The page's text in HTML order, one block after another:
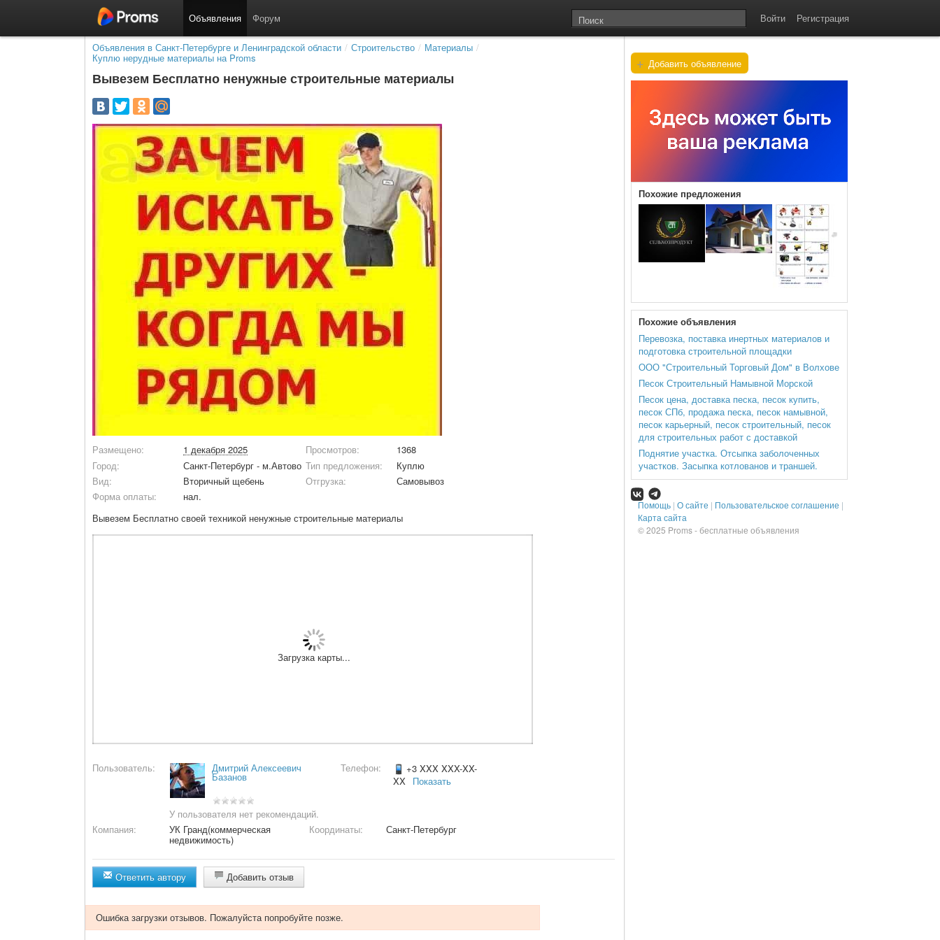
Объявления Форум Войти Регистрация
Объявления в Санкт-Петербурге и Ленинградской области / Строительство / Материалы /
Куплю нерудные материалы на Proms
Вывезем Бесплатно ненужные строительные материалы
Размещено: 1 декабря 2025 Просмотров:
1368
Город:
Санкт-Петербург - м.Автово Тип предложения:
Куплю
Вид:
Вторичный щебень Отгрузка:
Самовывоз
Форма оплаты:
нал.
Вывезем Бесплатно своей техникой ненужные строительные материалы
Загрузка карты...
Пользователь: Дмитрий Алексеевич
Базанов
Телефон:
+3 XXX XXX-XX-
XX
Показать
У пользователя нет рекомендаций.
Компания:
УК Гранд(коммерческая
недвижимость)
Координаты: Санкт-Петербург
Ответить автору Добавить отзыв
Ошибка загрузки отзывов. Пожалуйста попробуйте позже.
+ Добавить объявление
Похожие предложения
Похожие объявления
Перевозка, поставка инертных материалов и
подготовка строительной площадки
ООО "Строительный Торговый Дом" в Волхове
Песок Строительный Намывной Морской
Песок цена, доставка песка, песок купить,
песок СПб, продажа песка, песок намывной,
песок карьерный, песок строительный, песок
для строительных работ с доставкой
Поднятие участка. Отсыпка заболоченных
участков. Засыпка котлованов и траншей.
Помощь | О сайте | Пользовательское соглашение |
Карта сайта
© 2025 Proms - бесплатные объявления